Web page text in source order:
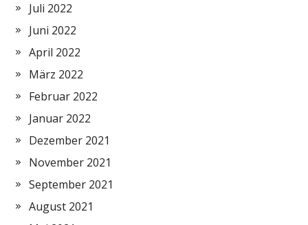
Juli 2022
Juni 2022
April 2022
März 2022
Februar 2022
Januar 2022
Dezember 2021
November 2021
September 2021
August 2021